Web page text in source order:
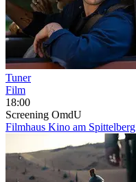
Tuner
Film
18:00
Screening OmdU
Filmhaus Kino am Spittelberg